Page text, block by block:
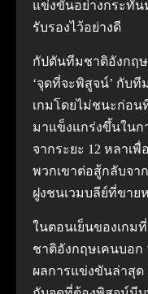
แข่งขันอย่างกระทั
รับรองไว้อย่างดี
กัปตันทีมชาติอังกฤษ
‘จุดที่จะพิสูจน์’ กับ
เกมโดยไม่ชนะก่อน
มาแข็งแกร่งขึ้นในก
จากระยะ 12 หลาเ
พวกเขาต่อสู้กลับจา
ฝูงชนเวมบลีย์ที่ขา
ในตอนเย็นของเกม
ชาติอังกฤษเคนบอก
ผลการแข่งขันล่าสุ